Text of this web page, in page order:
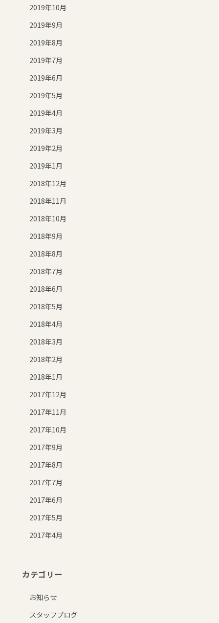
2019年10月
2019年9月
2019年8月
2019年7月
2019年6月
2019年5月
2019年4月
2019年3月
2019年2月
2019年1月
2018年12月
2018年11月
2018年10月
2018年9月
2018年8月
2018年7月
2018年6月
2018年5月
2018年4月
2018年3月
2018年2月
2018年1月
2017年12月
2017年11月
2017年10月
2017年9月
2017年8月
2017年7月
2017年6月
2017年5月
2017年4月
カテゴリー
お知らせ
スタッフブログ